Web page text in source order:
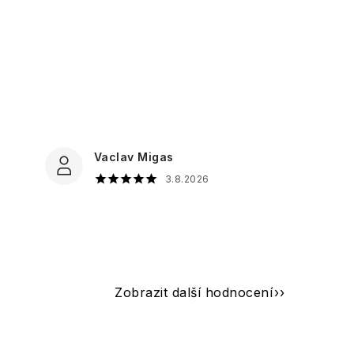
Vaclav Migas
3.8.2026
Zobrazit další hodnocení